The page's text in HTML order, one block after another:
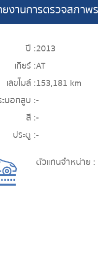
ยงานการตรวจสภาพ
ปี :2013
เกียร์ :AT
เลขไมล์ :153,181 km
บอกสูบ :-
สี :-
ประตู :-
ตัวแทนจำหน่าย :